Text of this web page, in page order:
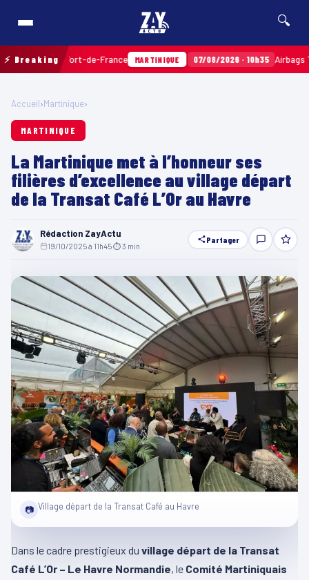
🔍
⚡ Breaking
MARTINIQUE 07/08/2026 · 10h35 Airbags Takata : Autos GM lance
Accueil›Martinique›
MARTINIQUE
La Martinique met à l’honneur ses
filières d’excellence au village départ
de la Transat Café L’Or au Havre
Rédaction ZayActu
19/10/2025 à 11h45⏱ 3 min
Partager
📷 Village départ de la Transat Café au Havre
Dans le cadre prestigieux du village départ de la Transat
Café L’Or – Le Havre Normandie, le Comité Martiniquais